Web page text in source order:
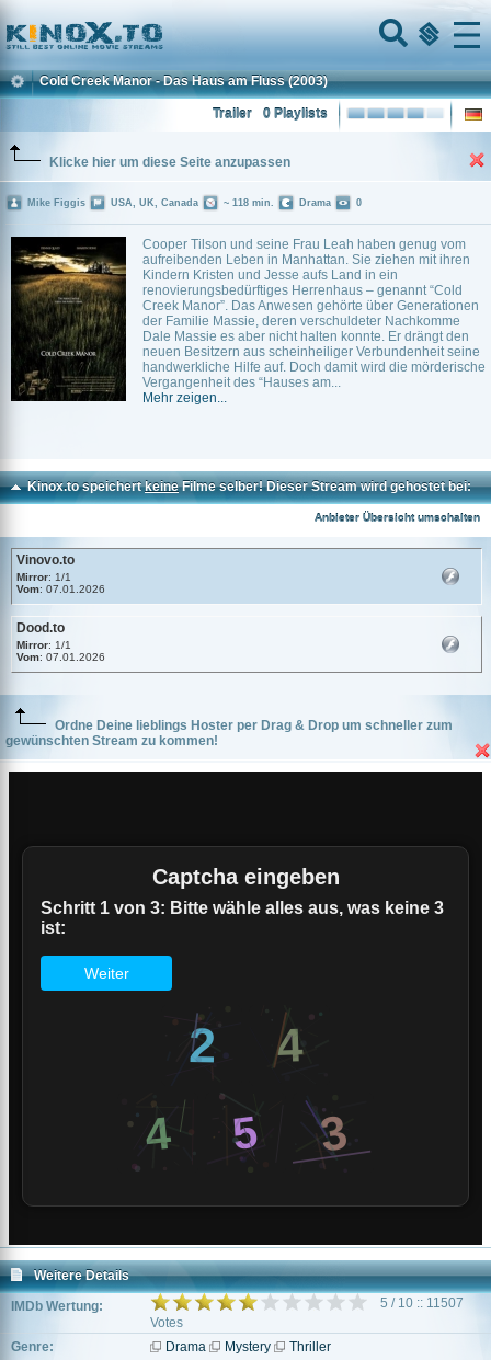
Home
Menu
Cold Creek Manor - Das Haus am Fluss (2003)
0 Playlists
Trailer
Klicke hier um diese Seite anzupassen
Cooper Tilson und seine Frau Leah haben genug vom
aufreibenden Leben in Manhattan. Sie ziehen mit ihren
Kindern Kristen und Jesse aufs Land in ein
renovierungsbedürftiges Herrenhaus – genannt “Cold
Creek Manor”. Das Anwesen gehörte über Generationen
der Familie Massie, deren verschuldeter Nachkomme
Dale Massie es aber nicht halten konnte. Er drängt den
neuen Besitzern aus scheinheiliger Verbundenheit seine
handwerkliche Hilfe auf. Doch damit wird die mörderische
Vergangenheit des “Hauses am...
Mehr zeigen...
Mike Figgis USA, UK, Canada ~ 118 min. Drama 0
Kinox.to speichertkeineFilme selber! Dieser Stream wird gehostet bei:
Anbieter Übersicht umschalten
Vinovo.to
Mirror: 1/1
Vom: 07.01.2026
Dood.to
Mirror: 1/1
Vom: 07.01.2026
Ordne Deine lieblings Hoster per Drag & Drop um schneller zum
gewünschten Stream zu kommen!
Weitere Details
IMDb Wertung:
5 / 10 :: 11507
Votes
Genre:
Drama Mystery
Thriller